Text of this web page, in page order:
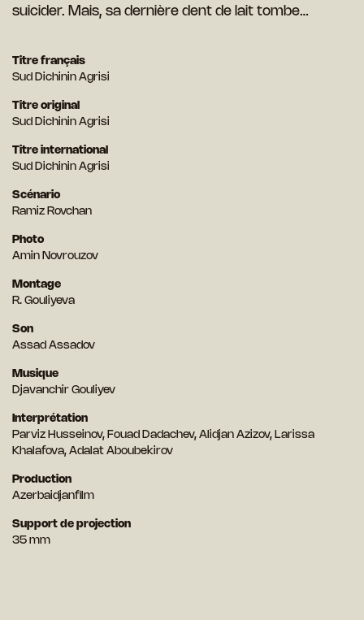
suicider. Mais, sa dernière dent de lait tombe…
Titre français
Sud Dichinin Agrisi
Titre original
Sud Dichinin Agrisi
Titre international
Sud Dichinin Agrisi
Scénario
Ramiz Rovchan
Photo
Amin Novrouzov
Montage
R. Gouliyeva
Son
Assad Assadov
Musique
Djavanchir Gouliyev
Interprétation
Parviz Husseinov, Fouad Dadachev, Alidjan Azizov, Larissa
Khalafova, Adalat Aboubekirov
Production
Azerbaidjanfilm
Support de projection
35 mm